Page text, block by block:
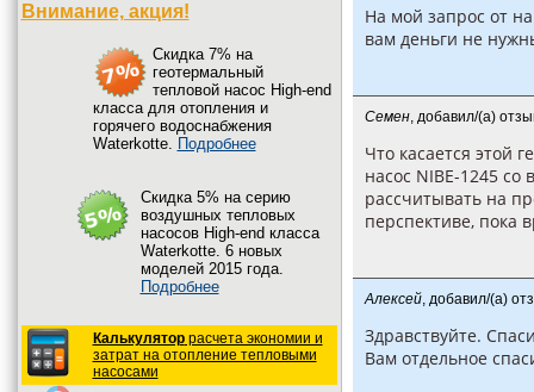
Внимание, акция!
Cкидка 7% на
геотермальный
тепловой насос High-end
класса для отопления и
горячего водоснабжения
Waterkotte. Подробнее
Cкидка 5% на серию
воздушных тепловых
насосов High-end класса
Waterkotte. 6 новых
моделей 2015 года.
Подробнее
Калькуляторрасчета экономии и
затрат на отопление тепловыми
насосами
На мой запрос от
вам деньги не
Семен, добавил/(а)
Что касается этой
насос NIBE-1245
рассчитывать на
перспективе, пока
Алексей, добавил/(а)
Здравствуйте.
Вам отдельное